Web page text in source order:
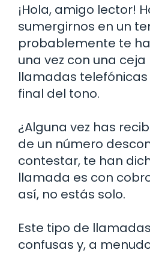
¡Hola, amigo lector!
sumergirnos en un
probablemente te
una vez con una
llamadas
final del tono.
¿Alguna vez has
de un número
contestar, te han
llamada es con
así, no estás solo.
Este tipo de
confusas y, a